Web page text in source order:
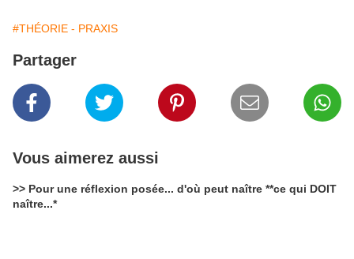
#THÉORIE - PRAXIS
Partager
Vous aimerez aussi
>> Pour une réflexion posée... d'où peut naître **ce qui DOIT
naître...*